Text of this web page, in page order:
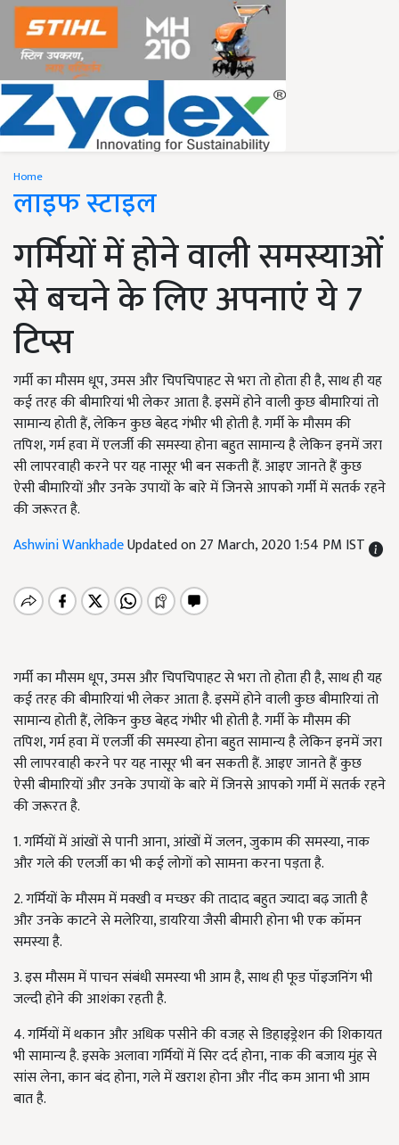
Home
लाइफ स्टाइल
गर्मियों में होने वाली समस्याओं
से बचने के लिए अपनाएं ये 7
टिप्स
गर्मी का मौसम धूप, उमस और चिपचिपाहट से भरा तो होता ही है, साथ ही यह
कई तरह की बीमारियां भी लेकर आता है. इसमें होने वाली कुछ बीमारियां तो
सामान्य होती हैं, लेकिन कुछ बेहद गंभीर भी होती है. गर्मी के मौसम की
तपिश, गर्म हवा में एलर्जी की समस्या होना बहुत सामान्य है लेकिन इनमें जरा
सी लापरवाही करने पर यह नासूर भी बन सकती हैं. आइए जानते हैं कुछ
ऐसी बीमारियों और उनके उपायों के बारे में जिनसे आपको गर्मी में सतर्क रहने
की जरूरत है.
Ashwini WankhadeUpdated on 27 March, 2020 1:54 PM IST
गर्मी का मौसम धूप, उमस और चिपचिपाहट से भरा तो होता ही है, साथ ही यह
कई तरह की बीमारियां भी लेकर आता है. इसमें होने वाली कुछ बीमारियां तो
सामान्य होती हैं, लेकिन कुछ बेहद गंभीर भी होती है. गर्मी के मौसम की
तपिश, गर्म हवा में एलर्जी की समस्या होना बहुत सामान्य है लेकिन इनमें जरा
सी लापरवाही करने पर यह नासूर भी बन सकती हैं. आइए जानते हैं कुछ
ऐसी बीमारियों और उनके उपायों के बारे में जिनसे आपको गर्मी में सतर्क रहने
की जरूरत है.
1. गर्मियों में आंखों से पानी आना, आंखों में जलन, जुकाम की समस्या, नाक
और गले की एलर्जी का भी कई लोगों को सामना करना पड़ता है.
2. गर्मियों के मौसम में मक्खी व मच्छर की तादाद बहुत ज्यादा बढ़ जाती है
और उनके काटने से मलेरिया, डायरिया जैसी बीमारी होना भी एक कॉमन
समस्या है.
3. इस मौसम में पाचन संबंधी समस्या भी आम है, साथ ही फूड पॉइजनिंग भी
जल्दी होने की आशंका रहती है.
4. गर्मियों में थकान और अधिक पसीने की वजह से डिहाइड्रेशन की शिकायत
भी सामान्य है. इसके अलावा गर्मियों में सिर दर्द होना, नाक की बजाय मुंह से
सांस लेना, कान बंद होना, गले में खराश होना और नींद कम आना भी आम
बात है.